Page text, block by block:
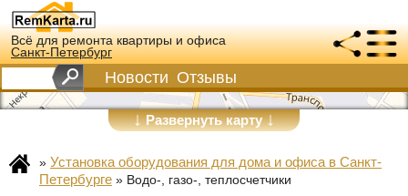
Всё для ремонта квартиры и офиса
Санкт-Петербург
Новости Отзывы
↓Развернуть карту↓
» Установка оборудования для дома и офиса в Санкт-
Петербурге » Водо-, газо-, теплосчетчики